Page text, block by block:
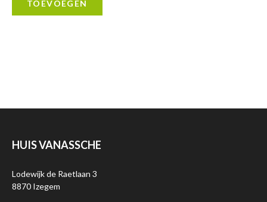
TOEVOEGEN
HUIS VANASSCHE
Lodewijk de Raetlaan 3
8870 Izegem